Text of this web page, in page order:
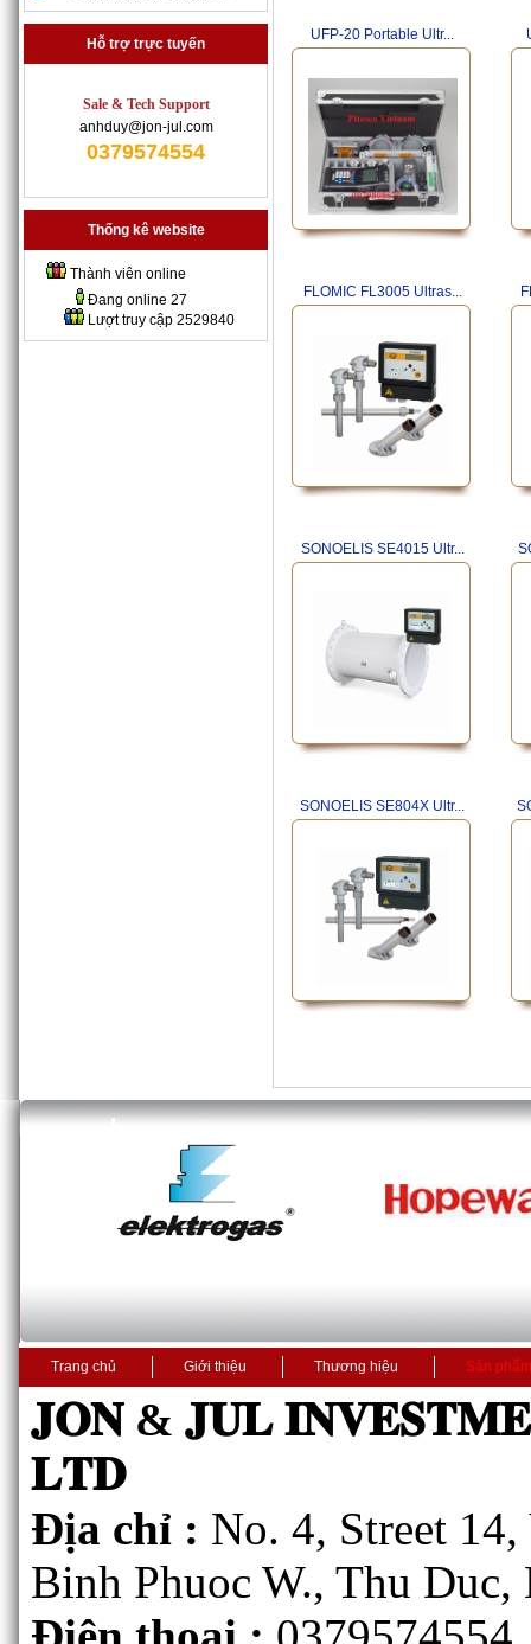
Hỗ trợ trực tuyến
Sale & Tech Support
anhduy@jon-jul.com
0379574554
Thống kê website
Thành viên online
Đang online 27
Lượt truy cập 2529840
UFP-20 Portable Ultr...
FLOMIC FL3005 Ultras...
SONOELIS SE4015 Ultr...
SONOELIS SE804X Ultr...
Trang chủ Giới thiệu Thương hiệu Sản phẩm
𝐉𝐎𝐍 & 𝐉𝐔𝐋
𝐋𝐓𝐃
Địa chỉ : No. 4, Street
Binh Phuoc W., Thu